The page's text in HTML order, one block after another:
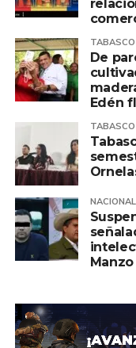
TABASCO
De
Edén
TABASCO
Manzo